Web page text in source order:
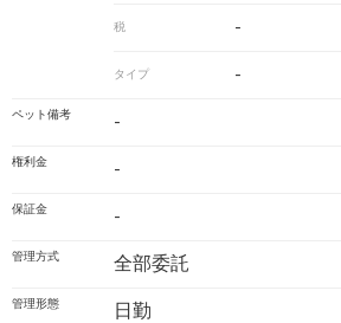
税 -
タイプ -
ペット備考 -
権利金 -
保証金 -
管理方式 全部委託
管理形態 日勤